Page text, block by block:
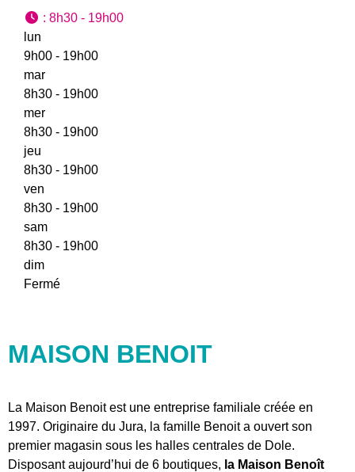
: 8h30 - 19h00
lun
9h00 - 19h00
mar
8h30 - 19h00
mer
8h30 - 19h00
jeu
8h30 - 19h00
ven
8h30 - 19h00
sam
8h30 - 19h00
dim
Fermé
MAISON BENOIT
La Maison Benoit est une entreprise familiale créée en
1997. Originaire du Jura, la famille Benoit a ouvert son
premier magasin sous les halles centrales de Dole.
Disposant aujourd’hui de 6 boutiques, la Maison Benoît